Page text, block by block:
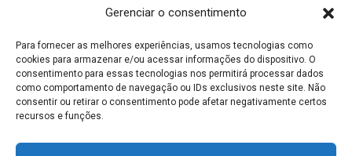
Gerenciar o consentimento
Para fornecer as melhores experiências, usamos tecnologias como
cookies para armazenar e/ou acessar informações do dispositivo. O
consentimento para essas tecnologias nos permitirá processar dados
como comportamento de navegação ou IDs exclusivos neste site. Não
consentir ou retirar o consentimento pode afetar negativamente certos
recursos e funções.
MAPA DO SITE